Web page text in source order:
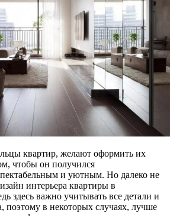
квартир, желают оформить их
чтобы он получился
и уютным. Но далеко не
интерьера квартиры в
здесь важно учитывать все детали и
поэтому в некоторых случаях, лучше